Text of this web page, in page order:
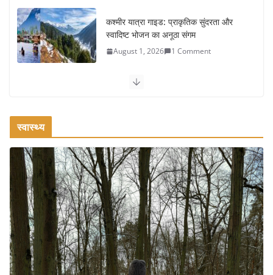
कश्मीर यात्रा गाइड: प्राकृतिक सुंदरता और
स्वादिष्ट भोजन का अनूठा संगम
August 1, 2026 1 Comment
वजन घटाने के लिए 8 बेहतरीन वॉकिंग
रामेश्वरम यात्रा गाइड: पवित्र तीर्थ स्थल, दर्शन
स्थल और पहुंच मार्ग
July 30, 2026 1 Comment
खाने के शौकीनों के लिए कश्मीर के 5 बेहतरीन
स्वादिष्ट व्यंजन
August 6, 2026 1 Comment
स्वास्थ्य